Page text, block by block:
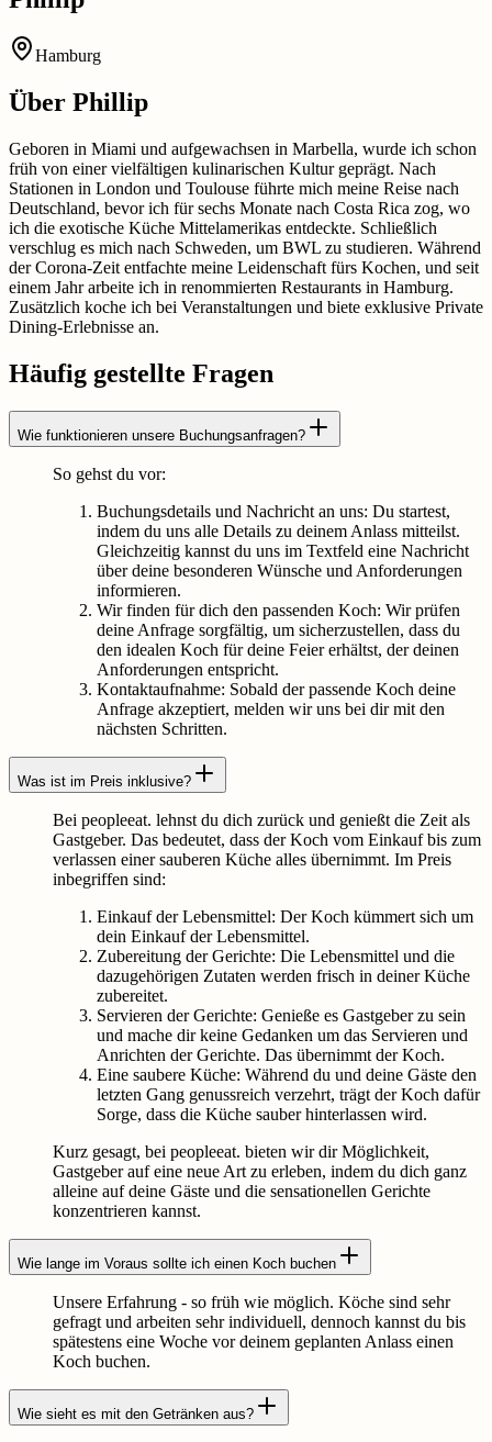
Hamburg
Über Phillip
Geboren in Miami und aufgewachsen in Marbella, wurde ich schon
früh von einer vielfältigen kulinarischen Kultur geprägt. Nach
Stationen in London und Toulouse führte mich meine Reise nach
Deutschland, bevor ich für sechs Monate nach Costa Rica zog, wo
ich die exotische Küche Mittelamerikas entdeckte. Schließlich
verschlug es mich nach Schweden, um BWL zu studieren. Während
der Corona-Zeit entfachte meine Leidenschaft fürs Kochen, und seit
einem Jahr arbeite ich in renommierten Restaurants in Hamburg.
Zusätzlich koche ich bei Veranstaltungen und biete exklusive Private
Dining-Erlebnisse an.
Häufig gestellte Fragen
Wie funktionieren unsere Buchungsanfragen?
So gehst du vor:
Buchungsdetails und Nachricht an uns: Du startest,
indem du uns alle Details zu deinem Anlass mitteilst.
Gleichzeitig kannst du uns im Textfeld eine Nachricht
über deine besonderen Wünsche und Anforderungen
informieren.
Wir finden für dich den passenden Koch: Wir prüfen
deine Anfrage sorgfältig, um sicherzustellen, dass du
den idealen Koch für deine Feier erhältst, der deinen
Anforderungen entspricht.
Kontaktaufnahme: Sobald der passende Koch deine
Anfrage akzeptiert, melden wir uns bei dir mit den
nächsten Schritten.
Was ist im Preis inklusive?
Bei peopleeat. lehnst du dich zurück und genießt die Zeit als
Gastgeber. Das bedeutet, dass der Koch vom Einkauf bis zum
verlassen einer sauberen Küche alles übernimmt. Im Preis
inbegriffen sind:
Einkauf der Lebensmittel: Der Koch kümmert sich um
dein Einkauf der Lebensmittel.
Zubereitung der Gerichte: Die Lebensmittel und die
dazugehörigen Zutaten werden frisch in deiner Küche
zubereitet.
Servieren der Gerichte: Genieße es Gastgeber zu sein
und mache dir keine Gedanken um das Servieren und
Anrichten der Gerichte. Das übernimmt der Koch.
Eine saubere Küche: Während du und deine Gäste den
letzten Gang genussreich verzehrt, trägt der Koch dafür
Sorge, dass die Küche sauber hinterlassen wird.
Kurz gesagt, bei peopleeat. bieten wir dir Möglichkeit,
Gastgeber auf eine neue Art zu erleben, indem du dich ganz
alleine auf deine Gäste und die sensationellen Gerichte
konzentrieren kannst.
Wie lange im Voraus sollte ich einen Koch buchen
Unsere Erfahrung - so früh wie möglich. Köche sind sehr
gefragt und arbeiten sehr individuell, dennoch kannst du bis
spätestens eine Woche vor deinem geplanten Anlass einen
Koch buchen.
Wie sieht es mit den Getränken aus?